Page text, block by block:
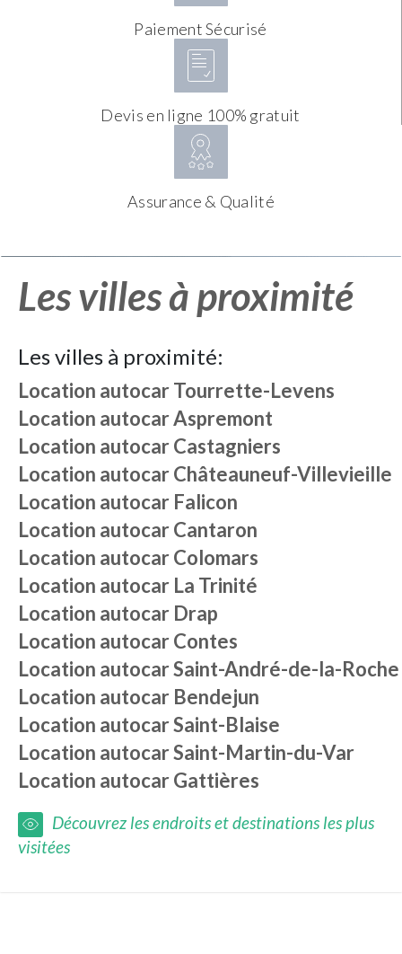
Paiement Sécurisé
Devis en ligne 100% gratuit
Assurance & Qualité
Les villes à proximité
Les villes à proximité:
Location autocarTourrette-Levens
Location autocarAspremont
Location autocarCastagniers
Location autocarChâteauneuf-Villevieille
Location autocar Falicon
Location autocarCantaron
Location autocarColomars
Location autocar La Trinité
Location autocar Drap
Location autocarContes
Location autocarSaint-André-de-la-Roche
Location autocar Bendejun
Location autocarSaint-Blaise
Location autocarSaint-Martin-du-Var
Location autocarGattières
Découvrez les endroits et destinations les plus
visitées